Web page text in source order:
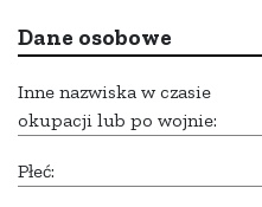
Dane osobowe
Inne nazwiska w czasie
okupacji lub po wojnie:
Płeć: